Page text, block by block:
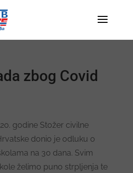
zbog Covid
godine Stožer civilne
donio je odluku o
na 30 dana. Svim
želimo puno strpljenja te